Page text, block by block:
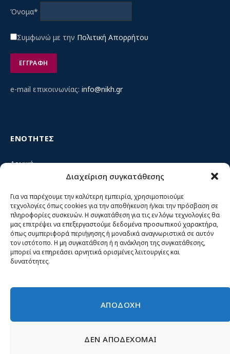
Διαχείριση συγκατάθεσης
Για να παρέχουμε την καλύτερη εμπειρία, χρησιμοποιούμε
τεχνολογίες όπως cookies για την αποθήκευση ή/και την πρόσβαση σε
πληροφορίες συσκευών. Η συγκατάθεση για τις εν λόγω τεχνολογίες θα
μας επιτρέψει να επεξεργαστούμε δεδομένα προσωπικού χαρακτήρα,
όπως συμπεριφορά περιήγησης ή μοναδικά αναγνωριστικά σε αυτόν
τον ιστότοπο. Η μη συγκατάθεση ή η ανάκληση της συγκατάθεσης,
μπορεί να επηρεάσει αρνητικά ορισμένες λειτουργίες και
δυνατότητες.
ΑΠΟΔΟΧΗ
ΔΕΝ ΑΠΟΔΕΧΟΜΑΙ
Όνομα*
Συμφωνώ με την Πολιτική Απορρήτου
e-mail επικοινωνίας: info@nikh.gr
ΕΝΟΤΗΤΕΣ
Αρχική
Κίνημα ΝΙΚΗ – Ποιοι είμαστε, αρχές & δράση
Θέσεις
Πρόσωπα
Όργανα και ομάδες
Βίντεο
Δελτία Τύπου
© 2026 Νίκη